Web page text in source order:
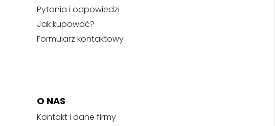
Pytania i odpowiedzi
Jak kupować?
Formularz kontaktowy
O NAS
Kontakt i dane firmy